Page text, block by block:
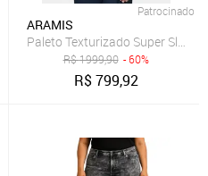
Slim Azul - 46
Patrocinado
ARAMIS
Paleto Texturizado Super Slim
R$1999,90 - 60%
R$799,92